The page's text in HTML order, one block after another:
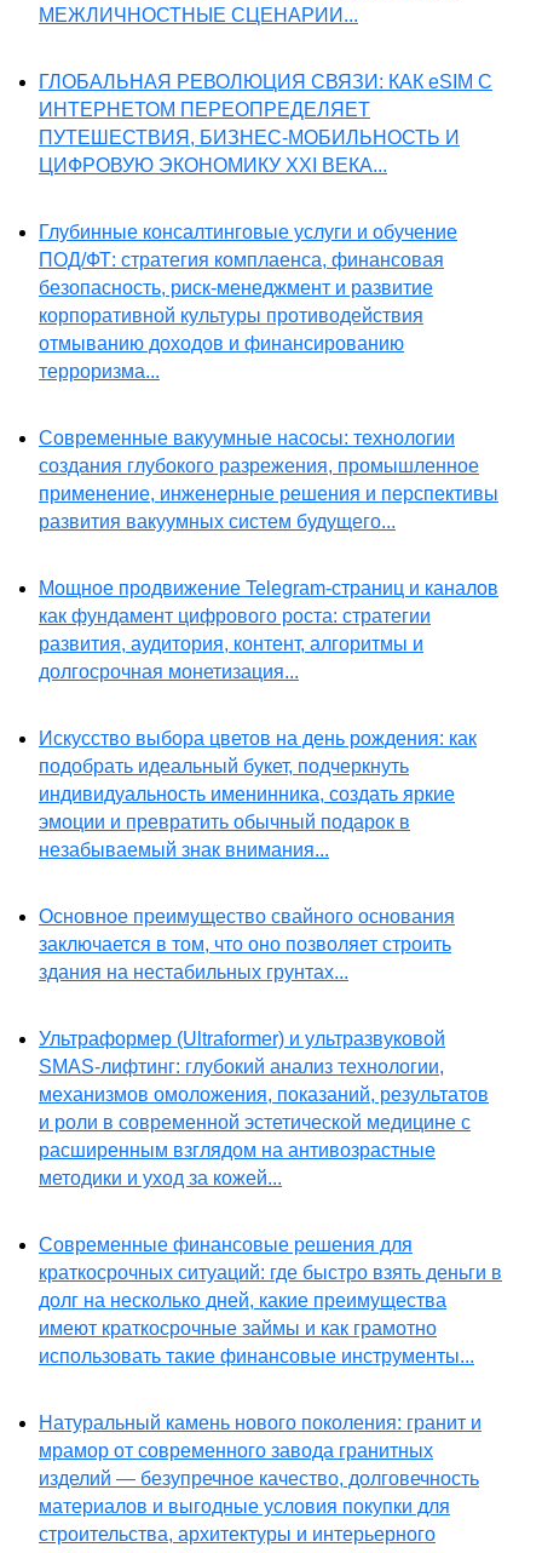
МЕЖЛИЧНОСТНЫЕ СЦЕНАРИИ...
ГЛОБАЛЬНАЯ РЕВОЛЮЦИЯ СВЯЗИ: КАК eSIM С
ИНТЕРНЕТОМ ПЕРЕОПРЕДЕЛЯЕТ
ПУТЕШЕСТВИЯ, БИЗНЕС-МОБИЛЬНОСТЬ И
ЦИФРОВУЮ ЭКОНОМИКУ XXI ВЕКА...
Глубинные консалтинговые услуги и обучение
ПОД/ФТ: стратегия комплаенса, финансовая
безопасность, риск-менеджмент и развитие
корпоративной культуры противодействия
отмыванию доходов и финансированию
терроризма...
Современные вакуумные насосы: технологии
создания глубокого разрежения, промышленное
применение, инженерные решения и перспективы
развития вакуумных систем будущего...
Мощное продвижение Telegram-страниц и каналов
как фундамент цифрового роста: стратегии
развития, аудитория, контент, алгоритмы и
долгосрочная монетизация...
Искусство выбора цветов на день рождения: как
подобрать идеальный букет, подчеркнуть
индивидуальность именинника, создать яркие
эмоции и превратить обычный подарок в
незабываемый знак внимания...
Основное преимущество свайного основания
заключается в том, что оно позволяет строить
здания на нестабильных грунтах...
Ультраформер (Ultraformer) и ультразвуковой
SMAS-лифтинг: глубокий анализ технологии,
механизмов омоложения, показаний, результатов
и роли в современной эстетической медицине с
расширенным взглядом на антивозрастные
методики и уход за кожей...
Современные финансовые решения для
краткосрочных ситуаций: где быстро взять деньги в
долг на несколько дней, какие преимущества
имеют краткосрочные займы и как грамотно
использовать такие финансовые инструменты...
Натуральный камень нового поколения: гранит и
мрамор от современного завода гранитных
изделий — безупречное качество, долговечность
материалов и выгодные условия покупки для
строительства, архитектуры и интерьерного